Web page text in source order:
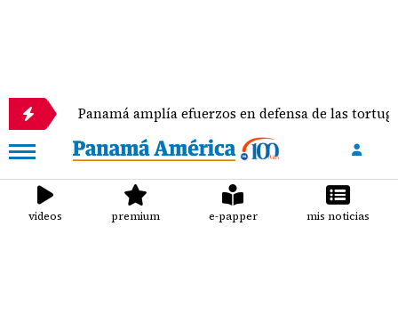
Panamá amplía efuerzos en defensa de las tortugas marinas
videos premium e-papper mis noticias